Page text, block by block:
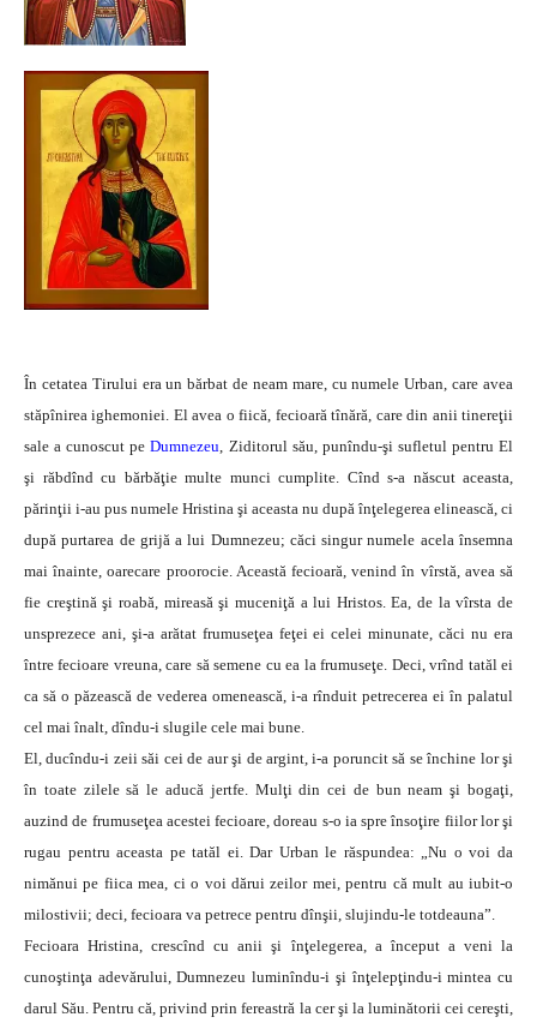
În cetatea Tirului era un bărbat de neam mare, cu numele Urban, care avea
stăpînirea ighemoniei. El avea o fiică, fecioară tînără, care din anii tinereţii
sale a cunoscut peDumnezeu, Ziditorul său, punîndu-şi sufletul pentru El
şi răbdînd cu bărbăţie multe munci cumplite. Cînd s-a născut aceasta,
părinţii i-au pus numele Hristina şi aceasta nu după înţelegerea elinească, ci
după purtarea de grijă a lui Dumnezeu; căci singur numele acela însemna
mai înainte, oarecare proorocie. Această fecioară, venind în vîrstă, avea să
fie creştină şi roabă, mireasă şi muceniţă a lui Hristos. Ea, de la vîrsta de
unsprezece ani, şi-a arătat frumuseţea feţei ei celei minunate, căci nu era
între fecioare vreuna, care să semene cu ea la frumuseţe. Deci, vrînd tatăl ei
ca să o păzească de vederea omenească, i-a rînduit petrecerea ei în palatul
cel mai înalt, dîndu-i slugile cele mai bune.
El, ducîndu-i zeii săi cei de aur şi de argint, i-a poruncit să se închine lor şi
în toate zilele să le aducă jertfe. Mulţi din cei de bun neam şi bogaţi,
auzind de frumuseţea acestei fecioare, doreau s-o ia spre însoţire fiilor lor şi
rugau pentru aceasta pe tatăl ei. Dar Urban le răspundea: „Nu o voi da
nimănui pe fiica mea, ci o voi dărui zeilor mei, pentru că mult au iubit-o
milostivii; deci, fecioara va petrece pentru dînşii, slujindu-le totdeauna”.
Fecioara Hristina, crescînd cu anii şi înţelegerea, a început a veni la
cunoştinţa adevărului, Dumnezeu luminîndu-i şi înţelepţindu-i mintea cu
darul Său. Pentru că, privind prin fereastră la cer şi la luminătorii cei cereşti,